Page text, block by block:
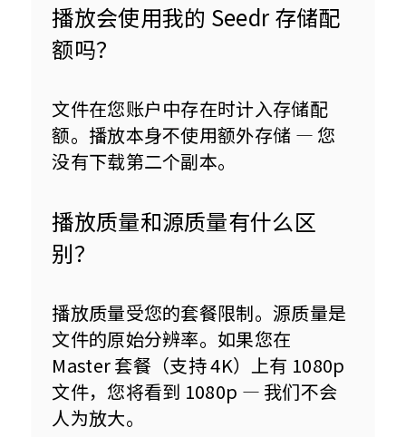
播放会使用我的 Seedr 存储配
额吗？
文件在您账户中存在时计入存储配
额。播放本身不使用额外存储 — 您
没有下载第二个副本。
播放质量和源质量有什么区
别？
播放质量受您的套餐限制。源质量是
文件的原始分辨率。如果您在
Master 套餐（支持 4K）上有 1080p
文件，您将看到 1080p — 我们不会
人为放大。